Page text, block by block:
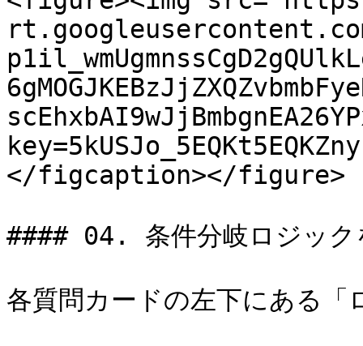
</figcaption></figure>
#### 04. 条件分岐ロジック
各質問カードの左下にある